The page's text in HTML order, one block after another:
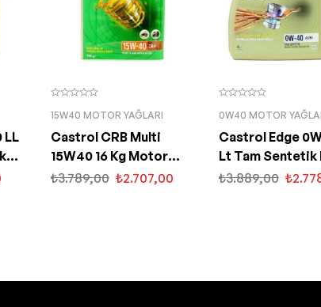
LL
15W40 MOTOR YAĞLARI
Castrol CRB Multi
15W40 16 Kg Motor
Yağı
₺3.789,00 ₺2.707,00
0W40 MOTOR
Castrol Edge
Lt Tam Sentetik
Yağı
₺3.889,00 ₺